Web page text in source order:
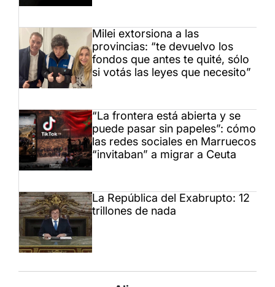
Milei extorsiona a las
provincias: “te devuelvo los
fondos que antes te quité, sólo
si votás las leyes que necesito”
“La frontera está abierta y se
puede pasar sin papeles”: cómo
las redes sociales en Marruecos
“invitaban” a migrar a Ceuta
La República del Exabrupto: 12
trillones de nada